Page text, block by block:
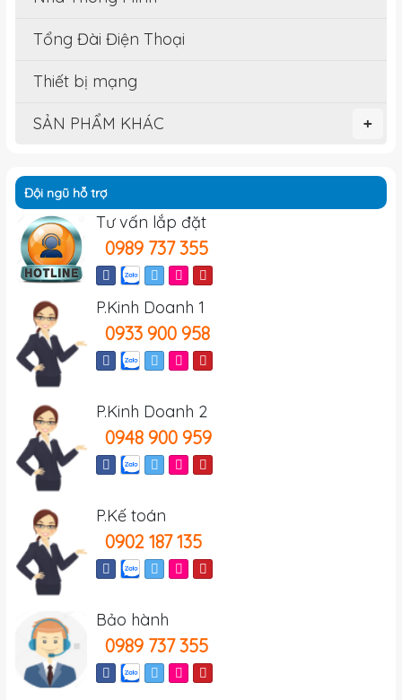
Tổng Đài Điện Thoại
Thiết bị mạng
+
SẢN PHẨM KHÁC
Đội ngũ hỗ trợ
Tư vấn lắp đặt
0989 737 355
P.Kinh Doanh 1
0933 900 958
P.Kinh Doanh 2
0948 900 959
P.Kế toán
0902 187 135
Bảo hành
0989 737 355